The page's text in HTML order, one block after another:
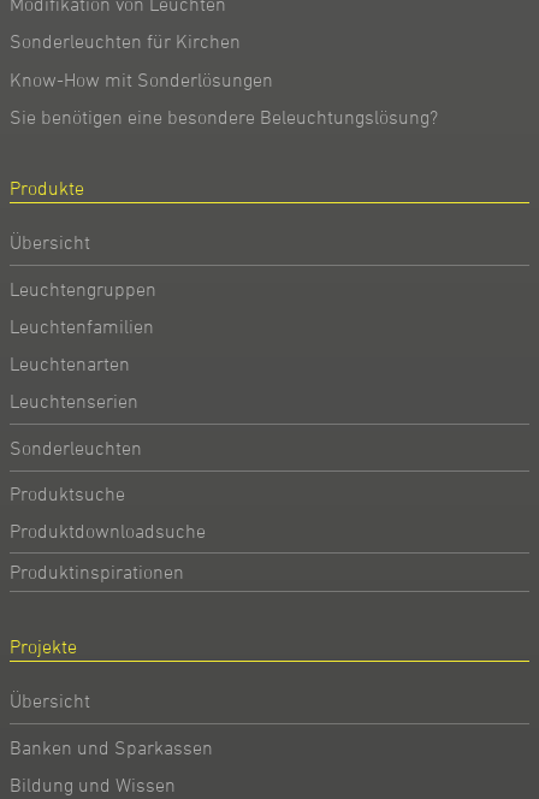
Sonderleuchten für Kirchen
Know-How mit Sonderlösungen
Sie benötigen eine besondere Beleuchtungslösung?
Produkte
Übersicht
Leuchtengruppen
Leuchtenfamilien
Leuchtenarten
Leuchtenserien
Sonderleuchten
Produktsuche
Produktdownloadsuche
Produktinspirationen
Projekte
Übersicht
Banken und Sparkassen
Bildung und Wissen